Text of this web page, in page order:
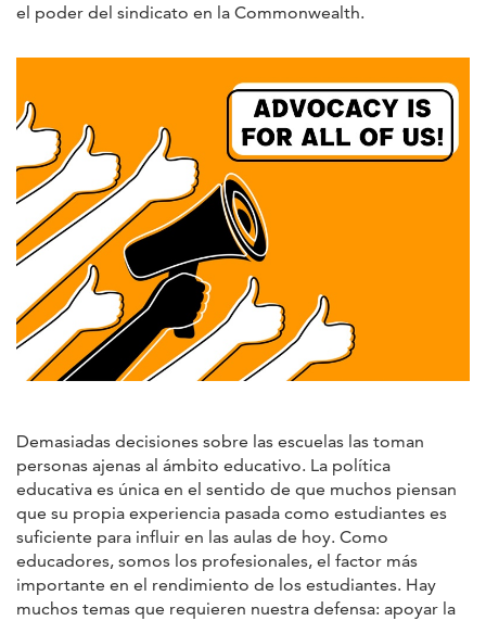
el poder del sindicato en la Commonwealth.
Demasiadas decisiones sobre las escuelas las toman
personas ajenas al ámbito educativo. La política
educativa es única en el sentido de que muchos piensan
que su propia experiencia pasada como estudiantes es
suficiente para influir en las aulas de hoy. Como
educadores, somos los profesionales, el factor más
importante en el rendimiento de los estudiantes. Hay
muchos temas que requieren nuestra defensa: apoyar la